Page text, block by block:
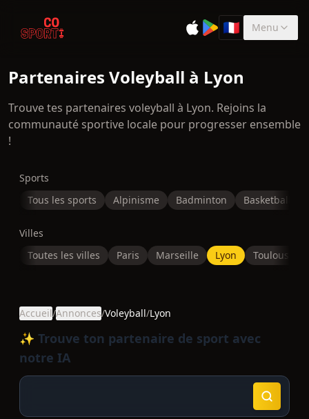
🇫🇷Sélectionner la
Menu
Partenaires Voleyball à Lyon
Trouve tes partenaires voleyball à Lyon. Rejoins la
communauté sportive locale pour progresser ensemble
!
Sports
Tous les sports
Alpinisme Badminton Basketball
Villes
Toutes les villes
Paris Marseille Lyon Toulouse
Accueil/Annonces/Voleyball/Lyon
✨ Trouve ton partenaire de sport avec
notre IA